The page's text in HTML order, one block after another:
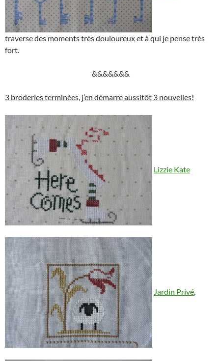
traverse des moments très douloureux et à qui je pense très
fort.
&&&&&&&
3 broderies terminées, j’en démarre aussitôt 3 nouvelles!
Lizzie Kate
Jardin Privé